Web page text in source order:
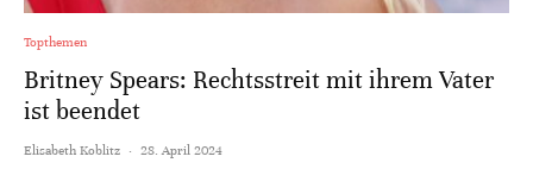
Topthemen
Britney Spears: Rechtsstreit mit ihrem Vater
ist beendet
Elisabeth Koblitz · 28. April 2024